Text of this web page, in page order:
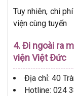
Tuy nhiên, chi
viện cùng tuyến
4. Đi ngoài ra
viện Việt Đức
Địa chỉ: 40
Hotline: 024